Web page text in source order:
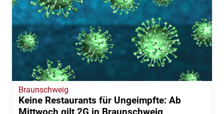
Braunschweig
Keine Restaurants für Ungeimpfte: Ab